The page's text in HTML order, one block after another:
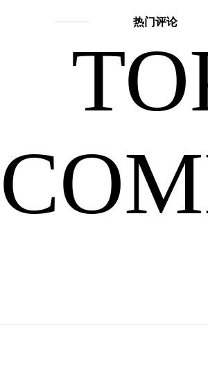
品
都
是
话
题
神
话
故
事
吴
刚
嫦
热门评论